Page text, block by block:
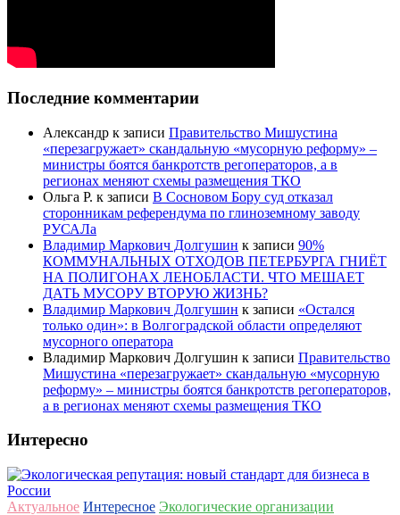
Последние комментарии
Александр к записи Правительство Мишустина
«перезагружает» скандальную «мусорную реформу» –
министры боятся банкротств регоператоров, а в
регионах меняют схемы размещения ТКО
Ольга Р. к записи В Сосновом Бору суд отказал
сторонникам референдума по глиноземному заводу
РУСАЛа
Владимир Маркович Долгушин к записи 90%
КОММУНАЛЬНЫХ ОТХОДОВ ПЕТЕРБУРГА ГНИЁТ
НА ПОЛИГОНАХ ЛЕНОБЛАСТИ. ЧТО МЕШАЕТ
ДАТЬ МУСОРУ ВТОРУЮ ЖИЗНЬ?
Владимир Маркович Долгушин к записи «Остался
только один»: в Волгоградской области определяют
мусорного оператора
Владимир Маркович Долгушин к записи Правительство
Мишустина «перезагружает» скандальную «мусорную
реформу» – министры боятся банкротств регоператоров,
а в регионах меняют схемы размещения ТКО
Интересно
Актуальное Интересное Экологические организации